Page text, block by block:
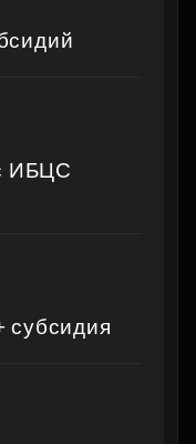
ИБЦС
субсидия